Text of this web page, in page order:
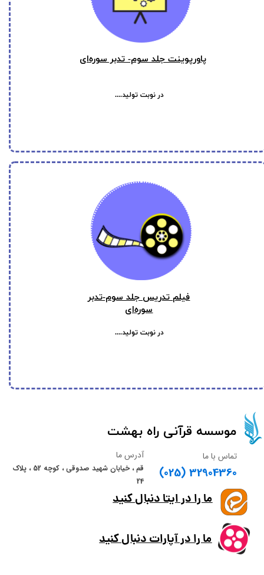
فیلم‌ تدریس جلد سوم-تدبر
سوره‌ای
در نوبت تولید....
پاورپوینت جلد سوم- تدبر سوره‌ای
در نوبت تولید....
​​​​موسسه قرآنی راه بهشت​​​​​​​
تماس با ما
(025) 32904360
آدرس ما
قم ، خیابان شهید صدوقی ، کوچه 52 ، پلاک
24
ما را در آپارات دنبال کنید
ما را در ایتا دنبال کنید